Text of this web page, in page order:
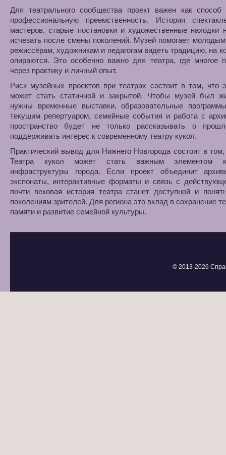
Для театрального сообщества проект важен как способ
профессиональную преемственность. История
мастеров, старые постановки и художественные находки
исчезать после смены поколений. Музей помогает
режиссёрам, художникам и педагогам видеть традицию, на
опираются. Это особенно важно для театра, где многое
через практику и личный опыт.
Риск музейных проектов при театрах состоит в том, что
может стать статичной и закрытой. Чтобы музей был
нужны временные выставки, образовательные
текущим репертуаром, семейные события и работа с
пространство будет не только рассказывать о
поддерживать интерес к современному театру кукол.
Практический вывод для Нижнего Новгорода состоит в
Театра кукол может стать важным элементом
инфраструктуры города. Если проект объединит
экспонаты, интерактивные форматы и связь с
почти вековая история театра станет доступной и
поколениям зрителей. Для региона это вклад в сохранение
памяти и развитие семейной культуры.
© 2013-2026